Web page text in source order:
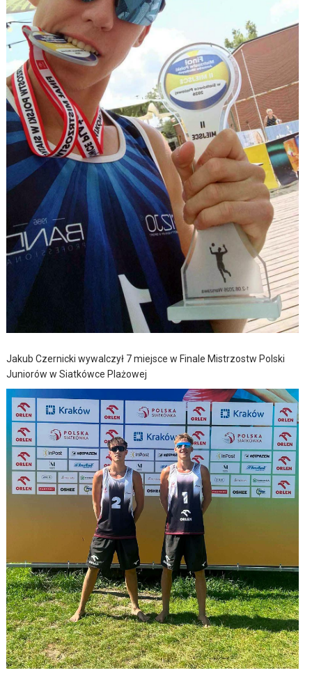
Jakub Czernicki wywalczył 7 miejsce w Finale Mistrzostw Polski
Juniorów w Siatkówce Plażowej